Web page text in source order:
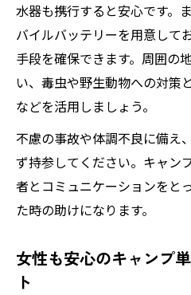
水器も携行すると安心です。
バイルバッテリーを用意して
手段を確保できます。周囲の
い、毒虫や野生動物への対策
などを活用しましょう。
不慮の事故や体調不良に備え
ず持参してください。キャン
者とコミュニケーションをと
た時の助けになります。
女性も安心のキャンプ
ト